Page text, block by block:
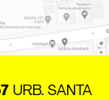
URB. SANTA